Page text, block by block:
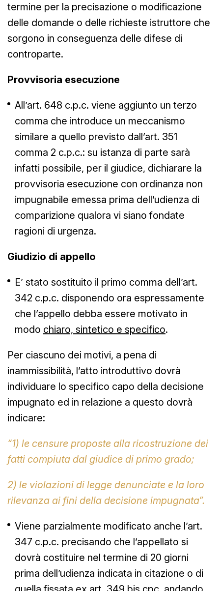
termine per la precisazione o modificazione
delle domande o delle richieste istruttore che
sorgono in conseguenza delle difese di
controparte.
Provvisoria esecuzione
All’art. 648 c.p.c. viene aggiunto un terzo
comma che introduce un meccanismo
similare a quello previsto dall’art. 351
comma 2 c.p.c.: su istanza di parte sarà
infatti possibile, per il giudice, dichiarare la
provvisoria esecuzione con ordinanza non
impugnabile emessa prima dell’udienza di
comparizione qualora vi siano fondate
ragioni di urgenza.
Giudizio di appello
E’ stato sostituito il primo comma dell’art.
342 c.p.c. disponendo ora espressamente
che l’appello debba essere motivato in
modo chiaro, sintetico e specifico.
Per ciascuno dei motivi, a pena di
inammissibilità, l’atto introduttivo dovrà
individuare lo specifico capo della decisione
impugnato ed in relazione a questo dovrà
indicare:
“1) le censure proposte alla ricostruzione dei
fatti compiuta dal giudice di primo grado;
2) le violazioni di legge denunciate e la loro
rilevanza ai fini della decisione impugnata”.
Viene parzialmente modificato anche l’art.
347 c.p.c. precisando che l’appellato si
dovrà costituire nel termine di 20 giorni
prima dell’udienza indicata in citazione o di